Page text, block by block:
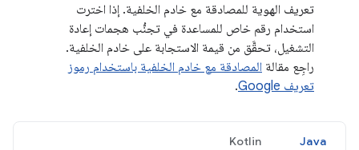
تعريف الهوية للمصادقة مع خادم الخلفية. إذا اخترت
استخدام رقم خاص للمساعدة في تجنُّب هجمات إعادة
التشغيل، تحقَّق من قيمة الاستجابة على خادم الخلفية.
راجِع مقالة المصادقة مع خادم الخلفية باستخدام رموز
تعريف Google
.
Java
Kotlin